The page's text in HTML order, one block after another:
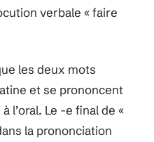
verbale « faire
les deux mots
et se prononcent
l’oral. Le -e final de «
la prononciation